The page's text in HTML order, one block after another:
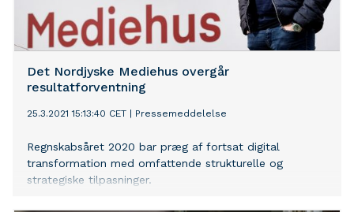
Det Nordjyske Mediehus overgår
resultatforventning
25.3.2021 15:13:40 CET Pressemeddelelse
Regnskabsåret 2020 bar præg af fortsat digital
transformation med omfattende strukturelle og
strategiske tilpasninger.